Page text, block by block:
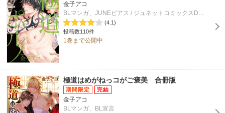
金子アコ
BLマンガ、JUNEピアス / ジュネットコミックスDX / ジュネットコミックス
(4.1)
投稿数110件
1巻まで公開中
極道はめがねっコがご褒美 合冊版
金子アコ
BLマンガ、BL宣言